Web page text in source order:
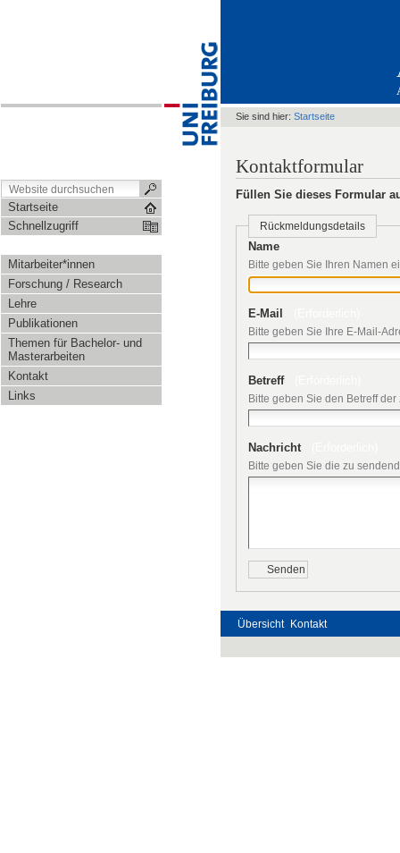
Startseite
Schnellzugriff
Mitarbeiter*innen
Forschung / Research
Lehre
Publikationen
Themen für Bachelor- und
Masterarbeiten
Kontakt
Links
Sie sind hier: Startseite
Kontaktformular
Füllen Sie dieses Formular
Rückmeldungsdetails
Name
Bitte geben Sie Ihren Namen
E-Mail
Bitte geben Sie Ihre E-Mail-
Betreff
Bitte geben Sie den Betreff
Nachricht
Bitte geben Sie die zu
Übersicht Kontakt